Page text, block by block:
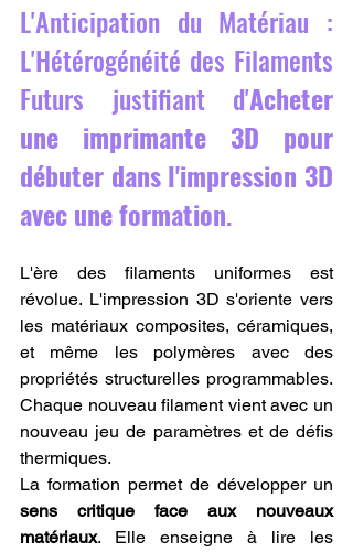
L'Anticipation du Matériau :
L'Hétérogénéité des Filaments
Futurs justifiant d'Acheter
une imprimante 3D pour
débuter dans l'impression 3D
avec une formation.
L'ère des filaments uniformes est
révolue. L'impression 3D s'oriente vers
les matériaux composites, céramiques,
et même les polymères avec des
propriétés structurelles programmables.
Chaque nouveau filament vient avec un
nouveau jeu de paramètres et de défis
thermiques.
sens critique face aux nouveaux
matériaux. Elle enseigne à lire les